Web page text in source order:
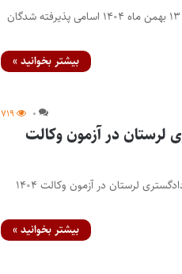
پایگاه خبری اختبار- کانون وکلای دادگستری آذربایجان شرقی دیروز مورخ ۱۳ بهمن ماه ۱۴۰۴ اسامی پذیرفته شدگان
بیشتر بخوانید »
۰ ۷۱۹
لرستان در آزمون وکالت
پایگاه خبری اختبار- اطلاعیه نحوه ثبت نام پذیرفته شدگان کانون وکلای دادگستری لرستان در آزمون وکالت ۱۴۰۴
بیشتر بخوانید »